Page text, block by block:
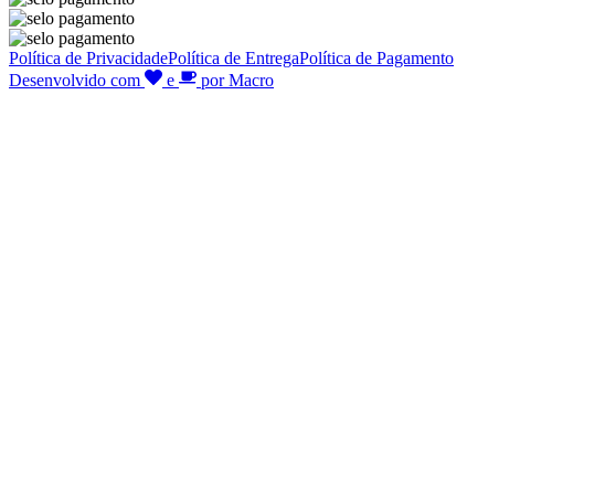
Política de PrivacidadePolítica de EntregaPolítica de Pagamento
Desenvolvido com
e por Macro